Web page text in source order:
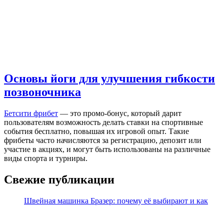
Основы йоги для улучшения гибкости
позвоночника
Бетсити фрибет — это промо-бонус, который дарит
пользователям возможность делать ставки на спортивные
события бесплатно, повышая их игровой опыт. Такие
фрибеты часто начисляются за регистрацию, депозит или
участие в акциях, и могут быть использованы на различные
виды спорта и турниры.
Свежие публикации
Швейная машинка Бразер: почему её выбирают и как